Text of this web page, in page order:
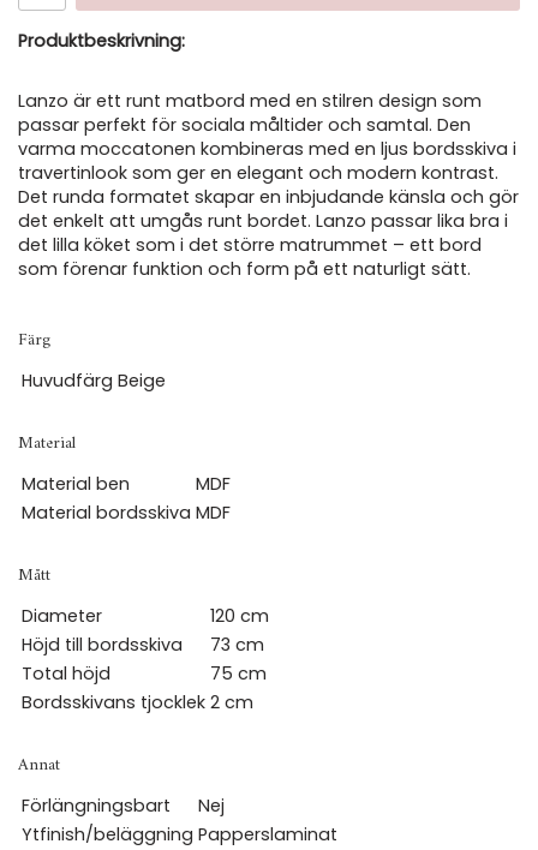
Produktbeskrivning:
Lanzo är ett runt matbord med en stilren design som
passar perfekt för sociala måltider och samtal. Den
varma moccatonen kombineras med en ljus bordsskiva i
travertinlook som ger en elegant och modern kontrast.
Det runda formatet skapar en inbjudande känsla och gör
det enkelt att umgås runt bordet. Lanzo passar lika bra i
det lilla köket som i det större matrummet – ett bord
som förenar funktion och form på ett naturligt sätt.
Färg
Huvudfärg Beige
Material
Material ben
MDF
Material bordsskiva MDF
Mått
Diameter
120 cm
Höjd till bordsskiva
73 cm
Total höjd
75 cm
Bordsskivans tjocklek 2 cm
Annat
Förlängningsbart
Nej
Ytfinish/beläggning Papperslaminat